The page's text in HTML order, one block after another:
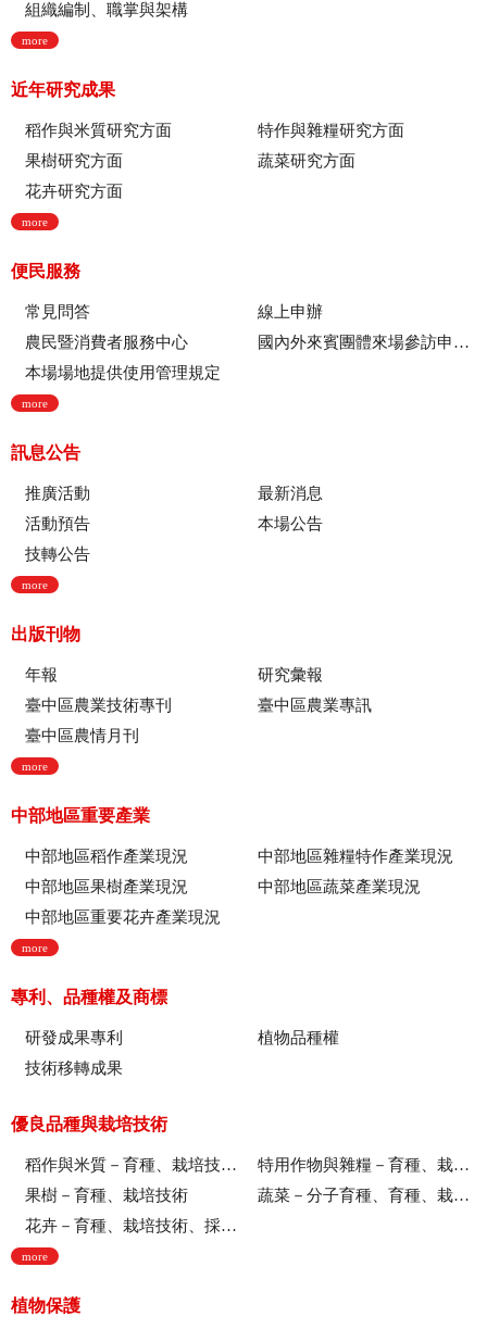
組織編制、職掌與架構
more
近年研究成果
稻作與米質研究方面
特作與雜糧研究方面
果樹研究方面
蔬菜研究方面
花卉研究方面
more
便民服務
常見問答
線上申辦
農民暨消費者服務中心
國內外來賓團體來場參訪申請流程
本場場地提供使用管理規定
more
訊息公告
推廣活動
最新消息
活動預告
本場公告
技轉公告
more
出版刊物
年報
研究彙報
臺中區農業技術專刊
臺中區農業專訊
臺中區農情月刊
more
中部地區重要產業
中部地區稻作產業現況
中部地區雜糧特作產業現況
中部地區果樹產業現況
中部地區蔬菜產業現況
中部地區重要花卉產業現況
more
專利、品種權及商標
研發成果專利
植物品種權
技術移轉成果
優良品種與栽培技術
稻作與米質－育種、栽培技術、綜合、稻米品質
特用作物與雜糧－育種、栽培技術
果樹－育種、栽培技術
蔬菜－分子育種、育種、栽培技術
花卉－育種、栽培技術、採後技術、組織培養、園藝療育、產業推廣
more
植物保護